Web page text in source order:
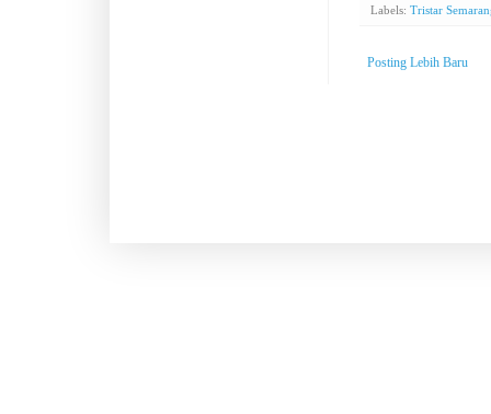
Labels: Tristar
Posting Lebih Baru